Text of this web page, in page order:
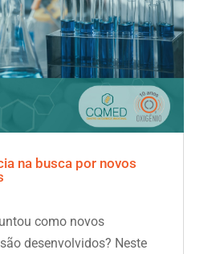
na busca por novos
como novos
desenvolvidos? Neste